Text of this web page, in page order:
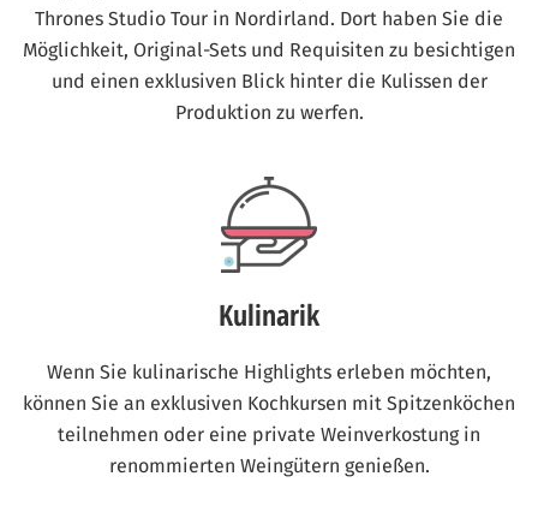
Thrones Studio Tour in Nordirland. Dort haben Sie die
Möglichkeit, Original-Sets und Requisiten zu besichtigen
und einen exklusiven Blick hinter die Kulissen der
Produktion zu werfen.
Kulinarik
Wenn Sie kulinarische Highlights erleben möchten,
können Sie an exklusiven Kochkursen mit Spitzenköchen
teilnehmen oder eine private Weinverkostung in
renommierten Weingütern genießen.